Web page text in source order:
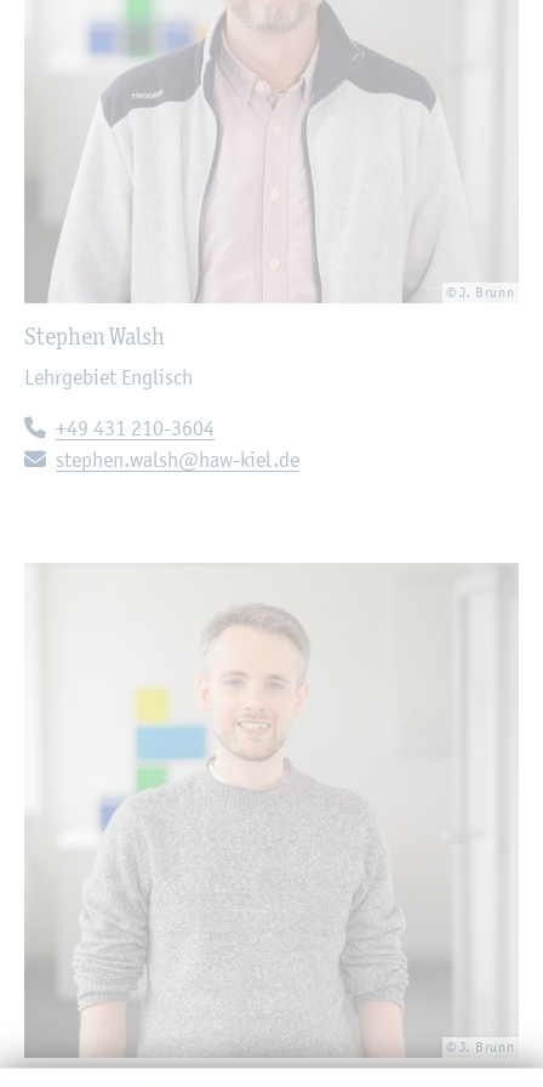
© J. Brunn
Ste­phen Walsh
Lehr­ge­biet Eng­lisch
Te­le­fon:
+49 431 210-3604
E-Mail:
ste­phen.​walsh@​haw-​kiel.​de
© J. Brunn